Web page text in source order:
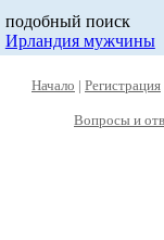
подобный поиск
Ирландия мужчины
Начало | Регистрация
Вопросы и